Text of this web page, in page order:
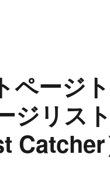
ページ
ジリス